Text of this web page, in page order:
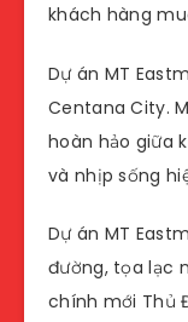
khách hàng
Dự án MT
Centana City.
hoàn hảo giữa
và nhịp sống
Dự án MT
đường, tọa lạc
chính mới Thủ